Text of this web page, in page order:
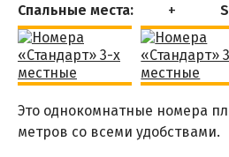
Спальные места:
Это однокомнатные номера
метров со всеми удобствами.